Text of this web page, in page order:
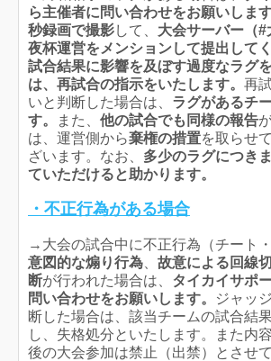
ら主催者に問い合わせをお願いしま
秒録画で撮影して、 大会サーバー（
夜杯運営をメンションして提出して
試合結果に影響を及ぼす過度なラグ
は、再試合の指示をいたします。 再
いと判断した場合は、 ラグがあるチ
す。
また、 他の試合でも同様の報告
は、運営側から棄権の措置を取らせ
ざいます。なお、 多少のラグにつき
ていただけると助かります。
・不正行為がある場合
→大会の試合中に不正行為（チート
意図的な煽り行為
故意による回線
断が行われた場合は、
タイカイサポ
問い合わせをお願いします。
ジャッ
断した場合は、該当チームの試合結
し、失格処分といたします。また内
後の大会参加は禁止（出禁）とさせ